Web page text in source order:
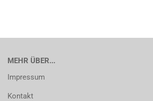
MEHR ÜBER...
Impressum
Kontakt